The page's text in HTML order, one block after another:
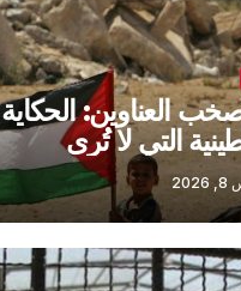
العناوين: الحكاية
التي لا تُرى